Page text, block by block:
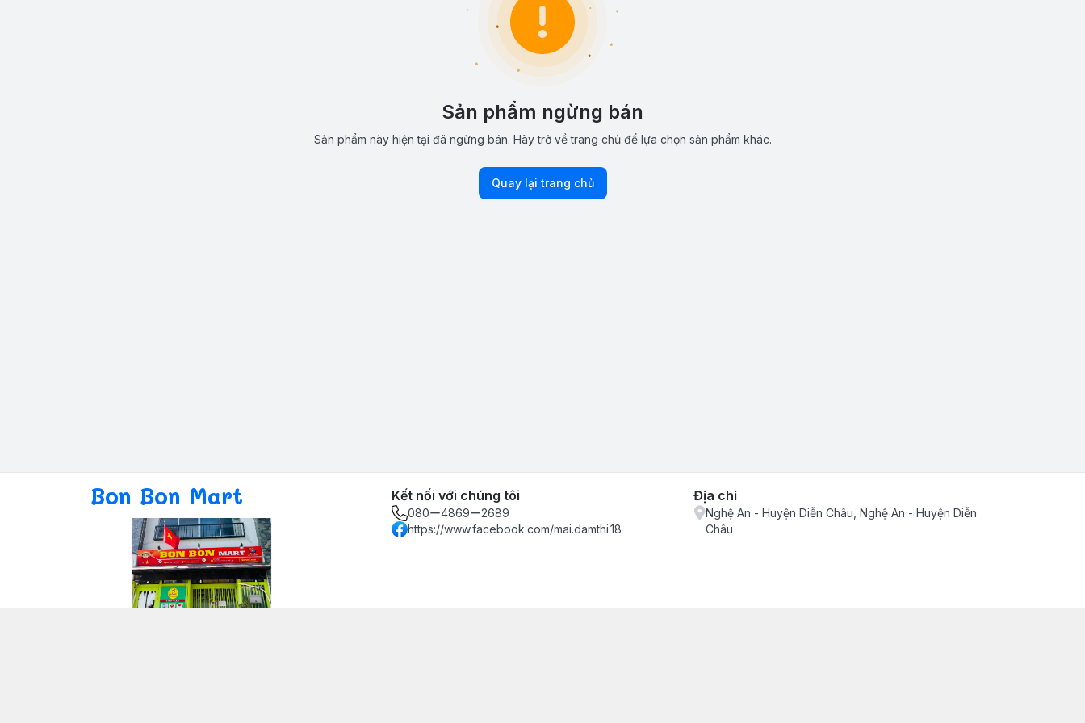
Sản phẩm ngừng bán
Sản phẩm này hiện tại đã ngừng bán. Hãy trở về trang chủ để lựa chọn sản phẩm khác.
Quay lại trang chủ
Bon Bon Mart Kết nối với chúng tôi
080ー4869ー2689
https://www.facebook.com/mai.damthi.18
Địa chỉ
Nghệ An - Huyện Diễn Châu, Nghệ An - Huyện Diễn
Châu